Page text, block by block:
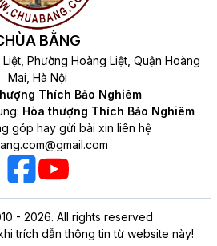
BẰNG
Phường Hoàng Liệt, Quận Hoàng
Mai, Hà Nội
Thích Bảo Nghiêm
Hòa thượng Thích Bảo Nghiêm
góp hay gửi bài xin liên hệ
- 2026. All rights reserved
trích dẫn thông tin từ website này!